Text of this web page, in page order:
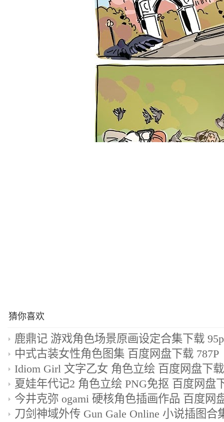
猜你喜欢
鹿鼎记 游戏角色场景原画设定合集下载 95p
中式古装女性角色图集 百度网盘下载 787P
Idiom Girl 文字乙女 角色立绘 百度网盘下
夏娃年代记2 角色立绘 PNG免抠 百度网盘
今井克弥 ogami 硬核角色插画作品 百度网